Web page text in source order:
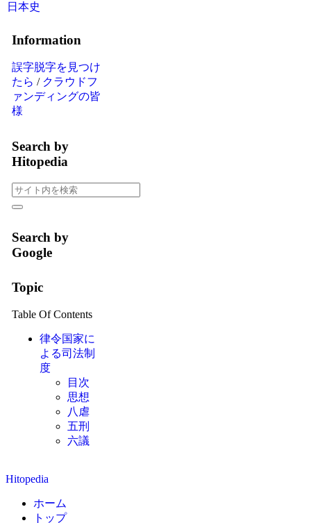
日本史
Information
誤字脱字を見つけ
たら / クラウドフ
ァンディングの皆
様
Search by
Hitopedia
Search by
Google
Topic
Table Of Contents
律令国家に
よる司法制
度
目次
思想
八虐
五刑
六議
Hitopedia
ホーム
トップ